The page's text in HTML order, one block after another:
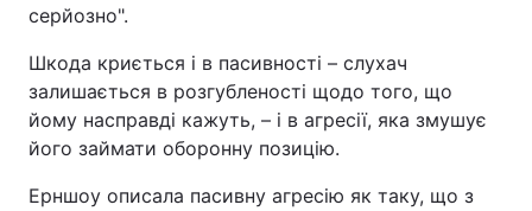
серйозно".
Шкода криється і в пасивності – слухач
залишається в розгубленості щодо того, що
йому насправді кажуть, – і в агресії, яка змушує
його займати оборонну позицію.
Ерншоу описала пасивну агресію як таку, що з